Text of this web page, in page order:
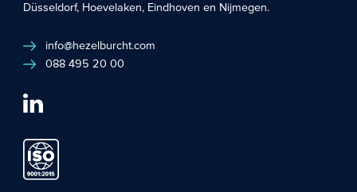
Düsseldorf, Hoevelaken, Eindhoven en Nijmegen.
info@hezelburcht.com
088 495 20 00